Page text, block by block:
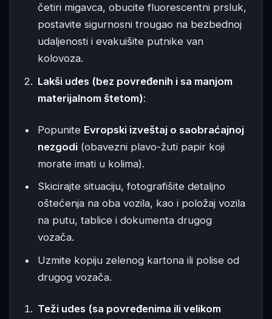
četiri migavca, obucite fluorescentni prsluk,
postavite sigurnosni trougao na bezbednoj
udaljenosti i evakuišite putnike van
kolovoza.
Lakši udes (bez povređenih i sa manjom
materijalnom štetom):
Popunite Evropski izveštaj o saobraćajnoj
nezgodi (obavezni plavo-žuti papir koji
morate imati u kolima).
Skicirajte situaciju, fotografišite detaljno
oštećenja na oba vozila, kao i položaj vozila
na putu, tablice i dokumenta drugog
vozača.
Uzmite kopiju zelenog kartona ili polise od
drugog vozača.
Teži udes (sa povređenima ili velikom